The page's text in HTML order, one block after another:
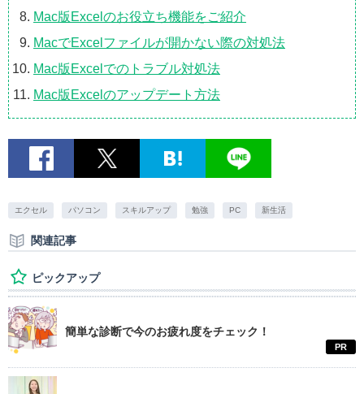
Mac版Excelのお役立ち機能をご紹介
MacでExcelファイルが開かない際の対処法
Mac版Excelでのトラブル対処法
Mac版Excelのアップデート方法
エクセル パソコン スキルアップ 勉強 PC 新生活
関連記事
ピックアップ
簡単な診断で今のお疲れ度をチェック！
PR